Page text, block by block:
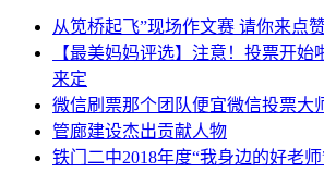
从笕桥起飞”现场作文赛 请你来点
【最美妈妈评选】注意！投票开
来定
微信刷票那个团队便宜微信投票大
管廊建设杰出贡献人物
铁门二中2018年度“我身边的好老